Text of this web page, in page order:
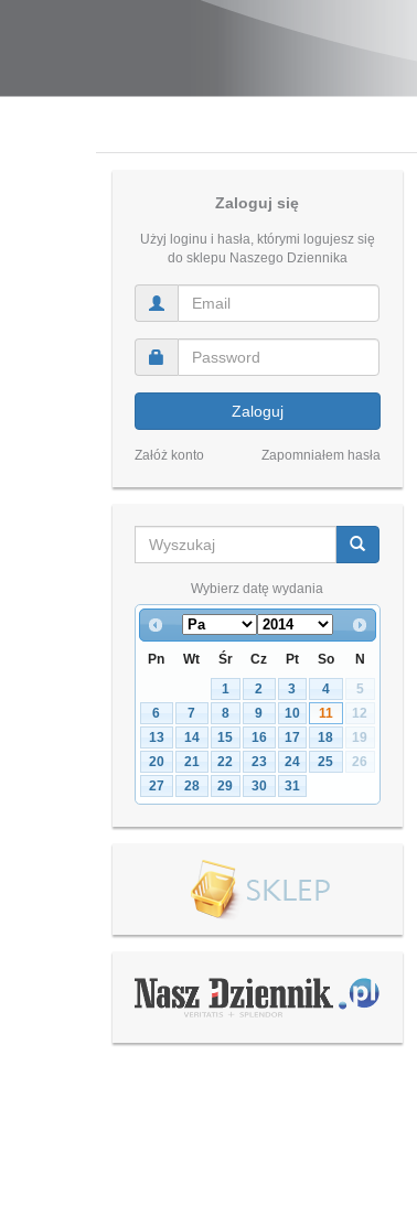
Zaloguj się
Użyj loginu i hasła, którymi logujesz się
do sklepu Naszego Dziennika
Zaloguj
Załóż konto Zapomniałem hasła
Wybierz datę wydania
Pn Wt Śr Cz Pt So
N
1
2 3 4
5
6
7 8 9 10 11
12
13
14 15 16 17 18
19
20
21 22 23 24 25
26
27
28 29 30 31